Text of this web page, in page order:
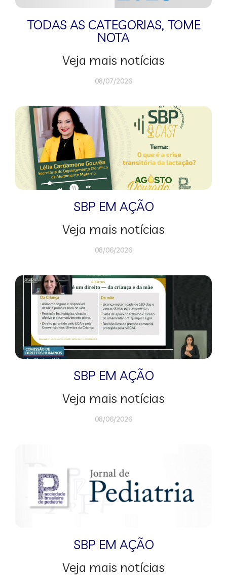
TODAS AS CATEGORIAS, TOME
NOTA
Veja mais notícias
08/07/2026
SBP EM AÇÃO
Veja mais notícias
08/06/2026
SBP EM AÇÃO
Veja mais notícias
08/06/2026
SBP EM AÇÃO
Veja mais notícias